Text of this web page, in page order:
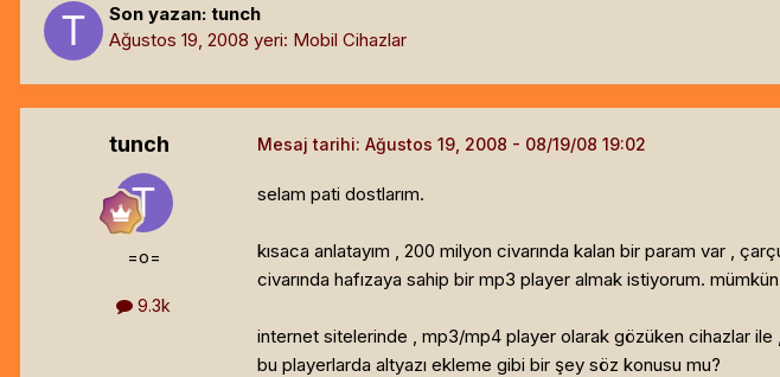
Son yazan: tunch
Ağustos 19, 2008 yeri: Mobil Cihazlar
tunch
=o=
9.3k
Mesaj tarihi: Ağustos 19, 2008
selam pati dostlarım.
kısaca anlatayım , 200 milyon civarında kalan bir param var ,
civarında hafızaya sahip bir mp3 player almak istiyorum.
internet sitelerinde , mp3/mp4 player olarak gözüken cihazlar
bu playerlarda altyazı ekleme gibi bir şey söz konusu mu?